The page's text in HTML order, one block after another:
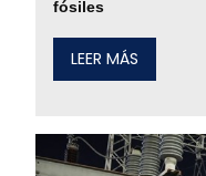
fósiles
LEER MÁS